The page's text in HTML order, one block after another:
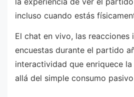
incluso cuando estás
El chat en vivo, las reacciones
encuestas durante el partido
interactividad que enriquece
allá del simple consumo